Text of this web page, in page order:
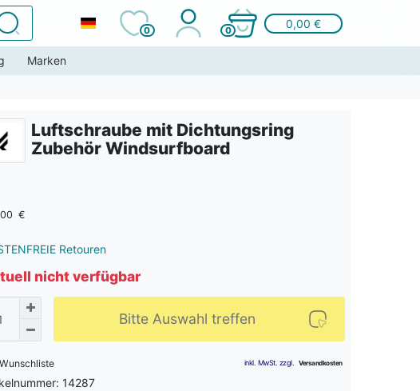
0 0
0,00 €
Marken
Luftschraube mit Dichtungsring
Zubehör Windsurfboard
00 €
Retouren
nicht verfügbar
Bitte Auswahl treffen
Wunschliste
14287